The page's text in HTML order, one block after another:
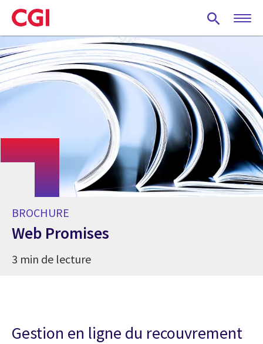
Skip
to
main
content
BROCHURE
Web Promises
3 min de lecture
Gestion en ligne du recouvrement